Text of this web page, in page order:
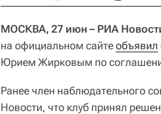
МОСКВА, 27 июн – РИА
на официальном сайтеобъявил
Юрием Жирковым по
Ранее член наблюдательного
Новости, что клуб принял